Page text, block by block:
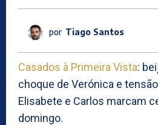
por Tiago Santos
Casados à Primeira Vista:
choque de Verónica e
Elisabete e Carlos marcam
domingo.